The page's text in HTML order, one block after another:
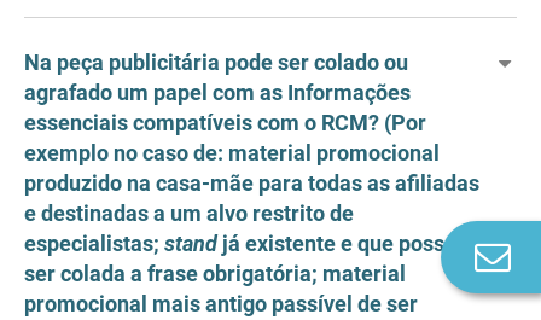
Na peça publicitária pode ser colado ou
agrafado um papel com as Informações
essenciais compatíveis com o RCM? (Por
exemplo no caso de: material promocional
produzido na casa-mãe para todas as afiliadas
e destinadas a um alvo restrito de
especialistas; standjá existente e que possa
ser colada a frase obrigatória; material
promocional mais antigo passível de ser